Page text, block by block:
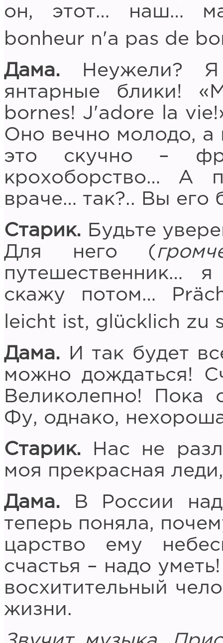
он, этот… наш…
bonheur n'a pas de
Дама. Неужели? Я
янтарные блики!
bornes! J'adore la
Оно вечно молодо, а
это скучно –
крохоборство… А
враче… так?.. Вы его
Старик. Будьте
Для него (
скажу потом…
leicht ist, glücklich zu
Дама.
И так будет
можно дождаться!
Великолепно! Пока
Фу, однако,
Старик. Нас не
моя прекрасная
Дама. В России
теперь поняла,
царство ему
счастья – надо
восхитительный
жизни.